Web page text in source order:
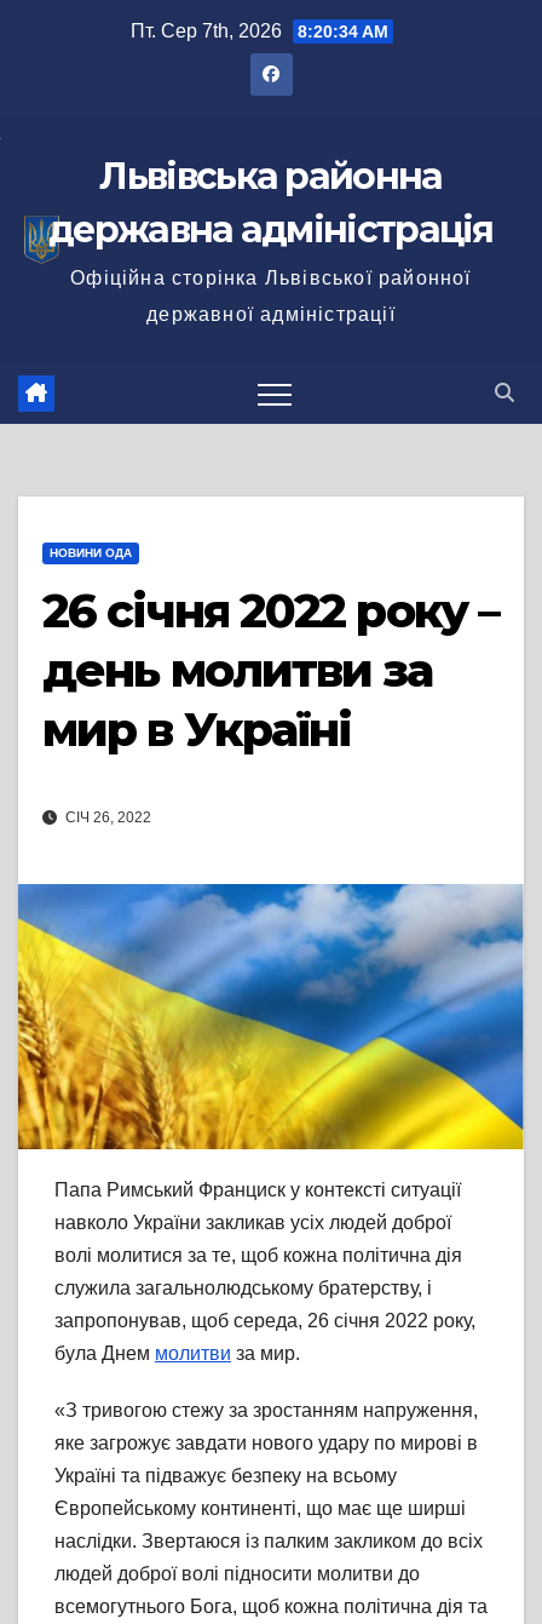
Пт. Сер 7th, 2026 8:20:34 AM
Львівська районна
державна адміністрація
Офіційна сторінка Львівської районної
державної адміністрації
НОВИНИ ОДА
26 січня 2022 року –
день молитви за
мир в Україні
СІЧ 26, 2022
Папа Римський Франциск у контексті ситуації
навколо України закликав усіх людей доброї
волі молитися за те, щоб кожна політична дія
служила загальнолюдському братерству, і
запропонував, щоб середа, 26 січня 2022 року,
була Днем молитви за мир.
«З тривогою стежу за зростанням напруження,
яке загрожує завдати нового удару по мирові в
Україні та підважує безпеку на всьому
Європейському континенті, що має ще ширші
наслідки. Звертаюся із палким закликом до всіх
людей доброї волі підносити молитви до
всемогутнього Бога, щоб кожна політична дія та